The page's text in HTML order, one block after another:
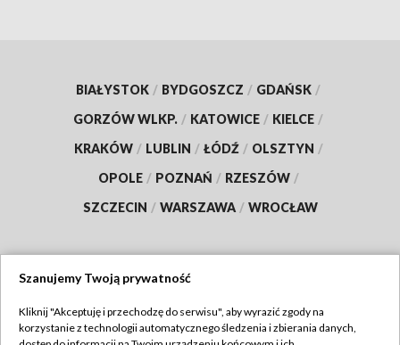
BIAŁYSTOK / BYDGOSZCZ / GDAŃSK /
GORZÓW WLKP. / KATOWICE / KIELCE /
KRAKÓW / LUBLIN / ŁÓDŹ / OLSZTYN /
OPOLE / POZNAŃ / RZESZÓW /
SZCZECIN / WARSZAWA / WROCŁAW
TVP
Szanujemy Twoją prywatność
Kliknij "Akceptuję i przechodzę do serwisu", aby wyrazić zgody na
korzystanie z technologii automatycznego śledzenia i zbierania danych,